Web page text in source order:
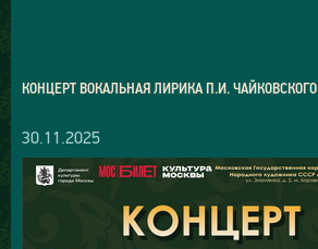
КОНЦЕРТ ВОКАЛЬНАЯ ЛИРИКА П.И. ЧАЙКОВСКОГО
30.11.2025